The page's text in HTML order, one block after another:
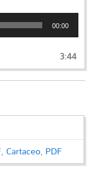
00:00
3:44
,Cartaceo, PDF